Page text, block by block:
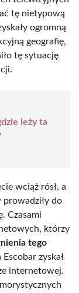
tę nietypową
ogromną
geografię,
tę sytuację
leży ta
wciąż rósł, a
do
Czasami
którzy
tego
zyskał
internetowej.